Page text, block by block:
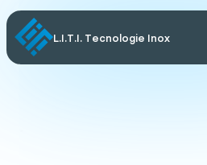
L.I.T.I. Tecnologie Inox